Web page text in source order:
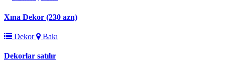
Xına Dekor (230 azn)
Dekor Bakı
Dekorlar satılır